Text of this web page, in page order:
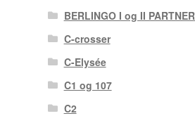
BERLINGO I og II
C-crosser
C-Elysée
C1 og 107
C2